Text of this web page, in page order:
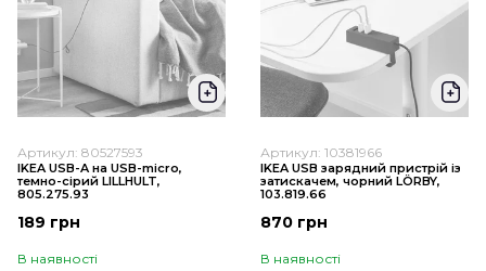
Артикул: 80527593
IKEA USB-A на USB-micro,
темно-сірий LILLHULT,
805.275.93
189 грн
В наявності
Артикул: 10381966
IKEA USB зарядний пристрій із
затискачем, чорний LÖRBY,
103.819.66
870 грн
В наявності